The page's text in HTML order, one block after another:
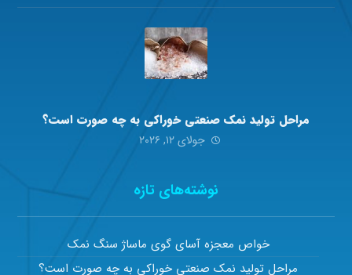
مراحل تولید نمک صنعتی خوراکی به چه صورت است؟
جولای ۱۲, ۲۰۲۶
نوشته‌های تازه
خواص معجزه آسای گوی ماساژ سنگ نمک
مراحل تولید نمک صنعتی خوراکی به چه صورت است؟